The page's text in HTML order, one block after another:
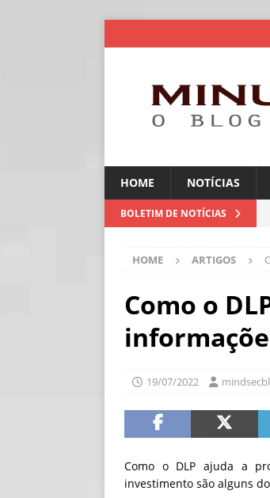
HOME NOTÍCIAS
BOLETIM DE NOTÍCIAS
HOME ARTIGOS
Como o
19/07/2022
Como o DLP ajuda a
investimento são alguns